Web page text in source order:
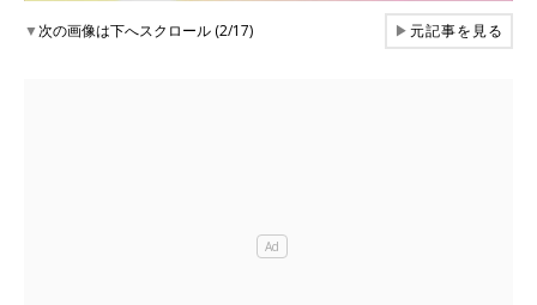
▼次の画像は下へスクロール (2/17) ▶元記事を見る